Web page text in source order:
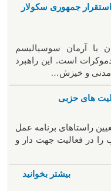
جمهوری سکولار
آرمان سوسیالیسم
است. این راهبرد
و خیزش‌…
های حزبی
راستاهای برنامه عمل
در فعالیت جهت دار و
بیشتر بخوانید